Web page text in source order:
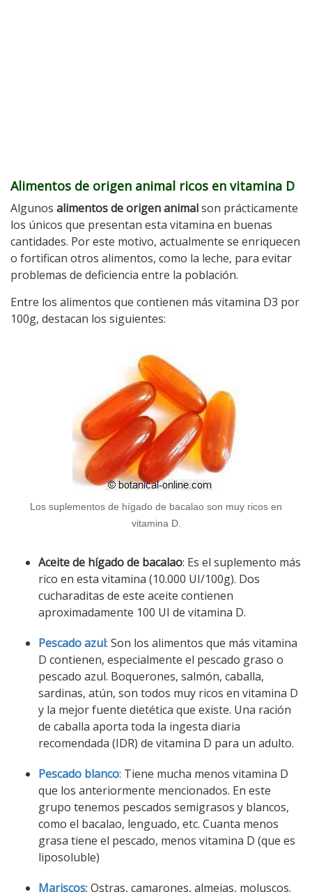
Alimentos de origen animal ricos en vitamina D
Algunos alimentos de origen animalson prácticamente
los únicos que presentan esta vitamina en buenas
cantidades. Por este motivo, actualmente se enriquecen
o fortifican otros alimentos, como la leche, para evitar
problemas de deficiencia entre la población.
Entre los alimentos que contienen más vitamina D3 por
100g, destacan los siguientes:
Los suplementos de hígado de bacalao son muy ricos en
vitamina D.
Aceite de hígado de bacalao: Es el suplemento más
rico en esta vitamina (10.000 UI/100g). Dos
cucharaditas de este aceite contienen
aproximadamente 100 UI de vitamina D.
Pescado azul: Son los alimentos que más vitamina
D contienen, especialmente el pescado graso o
pescado azul. Boquerones, salmón, caballa,
sardinas, atún, son todos muy ricos en vitamina D
y la mejor fuente dietética que existe. Una ración
de caballa aporta toda la ingesta diaria
recomendada (IDR) de vitamina D para un adulto.
Pescado blanco: Tiene mucha menos vitamina D
que los anteriormente mencionados. En este
grupo tenemos pescados semigrasos y blancos,
como el bacalao, lenguado, etc. Cuanta menos
grasa tiene el pescado, menos vitamina D (que es
liposoluble)
Mariscos: Ostras, camarones, almejas, moluscos.